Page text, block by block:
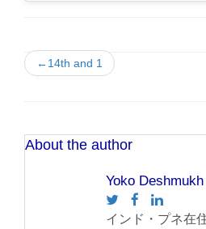
←14th and 1
About the author
Yoko
インド・プネ在